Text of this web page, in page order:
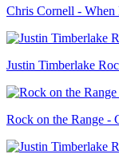
Chris Cornell - When
Justin Timberlake
Rock on the Range -